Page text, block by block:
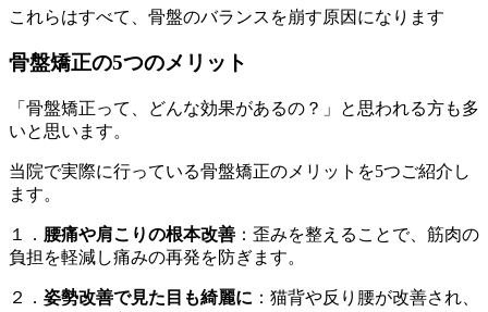
これらはすべて、骨盤のバランスを崩す原因になります
骨盤矯正の5つのメリット
「骨盤矯正って、どんな効果があるの？」と思われる方も多
いと思います。
当院で実際に行っている骨盤矯正のメリットを5つご紹介し
ます。
１． 腰痛や肩こりの根本改善 ：歪みを整えることで、筋肉の
負担を軽減し痛みの再発を防ぎます。
２． 姿勢改善で見た目も綺麗に ：猫背や反り腰が改善され、